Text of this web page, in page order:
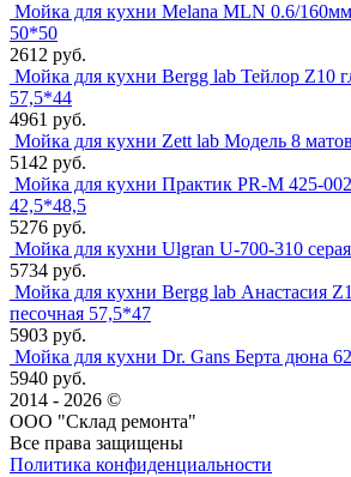
Мойка для кухни Melana MLN 0.6/
50*50
2612 руб.
Мойка для кухни Bergg lab Тейлор Z10
57,5*44
4961 руб.
Мойка для кухни Zett lab Модель 8
5142 руб.
Мойка для кухни Практик PR-M 425-002
42,5*48,5
5276 руб.
Мойка для кухни Ulgran U-700-310
5734 руб.
Мойка для кухни Bergg lab Анастасия
песочная 57,5*47
5903 руб.
Мойка для кухни Dr. Gans Берта дюна
5940 руб.
2014 - 2026 ©
ООО "Склад ремонта"
Все права защищены
Политика конфиденциальности